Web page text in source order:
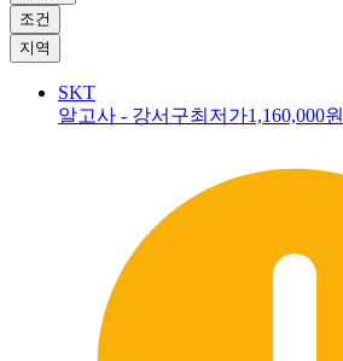
조건
지역
SKT
알고사 - 강서구최저가1,160,000원